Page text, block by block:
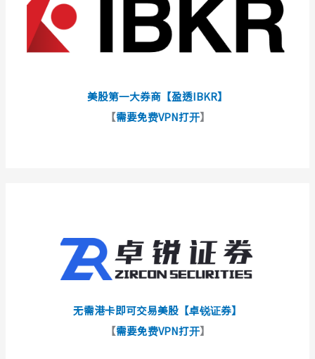
美股第一大券商【盈透IBKR】
【需要免费VPN打开】
无需港卡即可交易美股【卓锐证券】
【需要免费VPN打开】